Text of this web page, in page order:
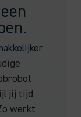
jij tijd
werkt